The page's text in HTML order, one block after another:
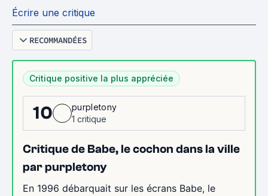
Écrire une critique
RECOMMANDÉES
Critique positive la plus appréciée
10
purpletony
1 critique
Critique de Babe, le cochon dans la ville
par purpletony
En 1996 débarquait sur les écrans Babe, le